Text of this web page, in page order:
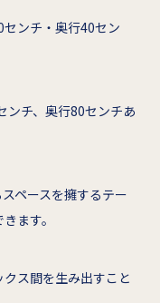
ンチ・奥行40セン
ンチ、奥行80センチあ
ペースを擁するテー
ます。
ス間を生み出すこと